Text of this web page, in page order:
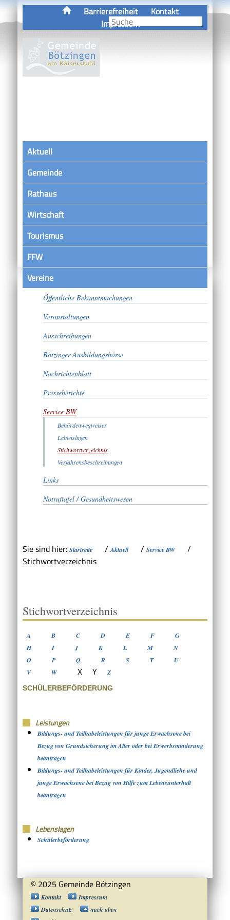
Barrierefreiheit
Kontakt
Impressum
Aktuell
Gemeinde
Rathaus
Wirtschaft
Tourismus
FFW
VereineSatzungen
Öffentliche Bekanntmachungen
Veranstaltungen
Ausschreibungen
Bötzinger Ausbildungsbörse
Nachrichtenblatt
Presseberichte
Service BW
Behördenwegweiser
Lebenslagen
Stichwortverzeichnis
Verfahrensbeschreibungen
Links
Notruftafel / Gesundheitswesen
Sie sind hier: Startseite /Aktuell / Service BW
/
Stichwortverzeichnis
Stichwortverzeichnis
A B C D E F
G
H
I J K L M
N
O
P Q R S T
U
V
W X Y Z
SCHÜLERBEFÖRDERUNG
Leistungen
Bildungs- und Teilhabeleistungen für junge Erwachsene bei
Bezug von Grundsicherung im Alter oder bei Erwerbsminderung
beantragen
Bildungs- und Teilhabeleistungen für Kinder, Jugendliche und
junge Erwachsene bei Bezug von Hilfe zum Lebensunterhalt
beantragen
Lebenslagen
Schülerbeförderung
© 2025 Gemeinde Bötzingen
Kontakt
Impressum
Datenschutz
nach oben